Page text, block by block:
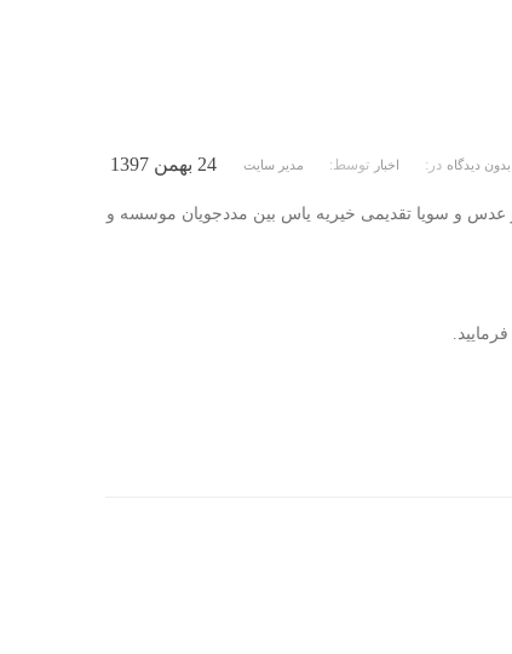
24 بهمن 1397 توسط: مدیر سایت در: اخبار بدون دیدگاه
عدس و سویا تقدیمی خیریه یاس بین مددجویان موسسه و